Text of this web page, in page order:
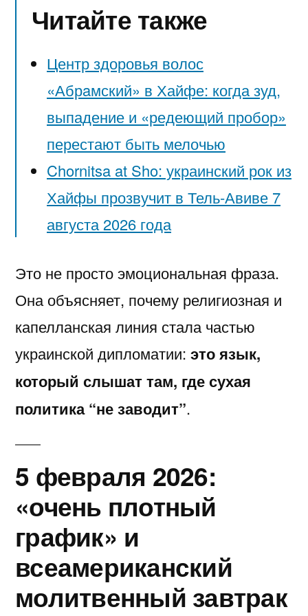
Читайте также
Центр здоровья волос
«Абрaмский» в Хайфе: когда зуд,
выпадение и «редеющий пробор»
перестают быть мелочью
Chornitsa at Sho: украинский рок из
Хайфы прозвучит в Тель-Авиве 7
августа 2026 года
Это не просто эмоциональная фраза.
Она объясняет, почему религиозная и
капелланская линия стала частью
украинской дипломатии: это язык,
который слышат там, где сухая
политика “не заводит”.
5 февраля 2026:
«очень плотный
график» и
всеамериканский
молитвенный завтрак